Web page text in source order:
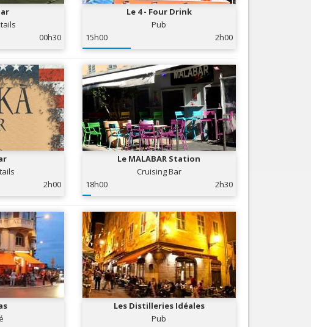
00h30
Le 4 - Four Drink
Pub
15h00
2h00
2h00
Le MALABAR Station
Cruising Bar
18h00
2h30
Les Distilleries Idéales
Pub